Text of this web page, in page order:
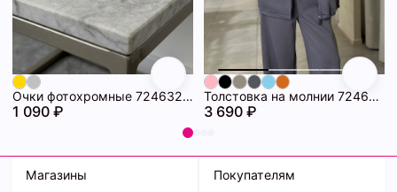
Очки фотохромные 72463294\448
1 090 ₽
Толстовка на молнии 72463280\1008
3 690 ₽
Магазины Покупателям